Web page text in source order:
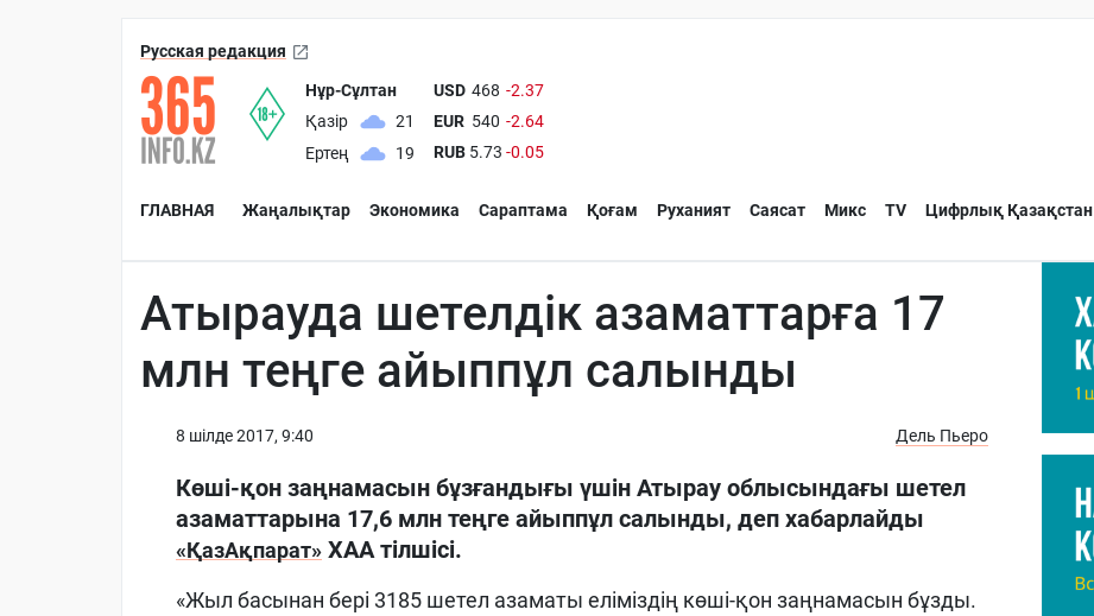
Русская редакция
Нұр-Сұлтан
Қазір
21
Ертең
19
USD 468 -2.37
EUR 540 -2.64
RUB 5.73 -0.05
ГЛАВНАЯ Жаңалықтар Экономика Сараптама Қоғам Руханият Саясат Микс TV Цифрлық Қазақстан
Атырауда шетелдік азаматтарға 17
млн теңге айыппұл салынды
8 шiлде 2017, 9:40 Дель Пьеро
Көші-қон заңнамасын бұзғандығы үшін Атырау облысындағы шетел
азаматтарына 17,6 млн теңге айыппұл салынды, деп хабарлайды
«ҚазАқпарат» ХАА тілшісі.
«Жыл басынан бері 3185 шетел азаматы еліміздің көші-қон заңнамасын бұзды.